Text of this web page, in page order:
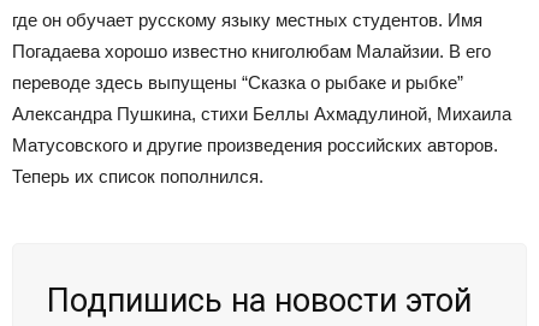
где он обучает русскому языку местных студентов. Имя
Погадаева хорошо известно книголюбам Малайзии. В его
переводе здесь выпущены “Сказка о рыбаке и рыбке”
Александра Пушкина, стихи Беллы Ахмадулиной, Михаила
Матусовского и другие произведения российских авторов.
Теперь их список пополнился.
Подпишись на новости этой